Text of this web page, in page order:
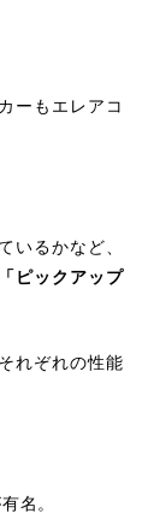
ーもエレアコ
いるかなど、
「ピックアップ
れぞれの性能
名。